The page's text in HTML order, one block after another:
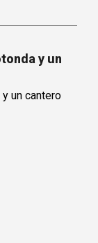
y un